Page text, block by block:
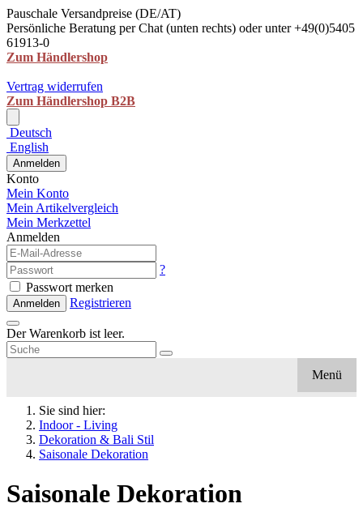
Pauschale Versandpreise (DE/AT)
Persönliche Beratung per Chat (unten rechts) oder unter +49(0)5405
61913-0
Zum Händlershop
Vertrag widerrufen
Zum Händlershop B2B
Deutsch
English
Anmelden
Konto
Mein Konto
Mein Artikelvergleich
Mein Merkzettel
Anmelden
?
Passwort merken
Anmelden Registrieren
Der Warenkorb ist leer.
Menü
Sie sind hier:
Indoor - Living
Dekoration & Bali Stil
Saisonale Dekoration
Saisonale Dekoration